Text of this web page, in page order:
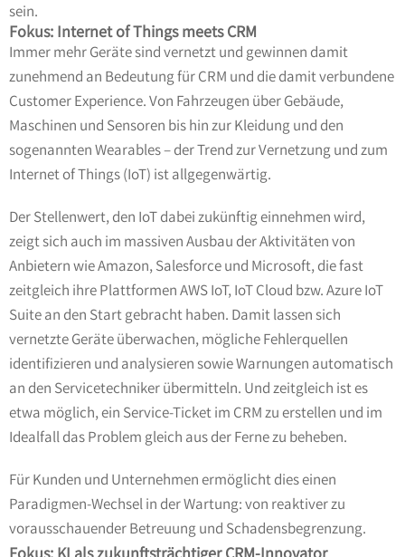
sein.
Fokus: Internet of Things meets CRM
Immer mehr Geräte sind vernetzt und gewinnen damit
zunehmend an Bedeutung für CRM und die damit verbundene
Customer Experience. Von Fahrzeugen über Gebäude,
Maschinen und Sensoren bis hin zur Kleidung und den
sogenannten Wearables – der Trend zur Vernetzung und zum
Internet of Things (IoT) ist allgegenwärtig.
Der Stellenwert, den IoT dabei zukünftig einnehmen wird,
zeigt sich auch im massiven Ausbau der Aktivitäten von
Anbietern wie Amazon, Salesforce und Microsoft, die fast
zeitgleich ihre Plattformen AWS IoT, IoT Cloud bzw. Azure IoT
Suite an den Start gebracht haben. Damit lassen sich
vernetzte Geräte überwachen, mögliche Fehlerquellen
identifizieren und analysieren sowie Warnungen automatisch
an den Servicetechniker übermitteln. Und zeitgleich ist es
etwa möglich, ein Service-Ticket im CRM zu erstellen und im
Idealfall das Problem gleich aus der Ferne zu beheben.
Für Kunden und Unternehmen ermöglicht dies einen
Paradigmen-Wechsel in der Wartung: von reaktiver zu
vorausschauender Betreuung und Schadensbegrenzung.